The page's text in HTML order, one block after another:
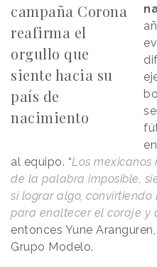
campaña Corona
reafirma el
orgullo que
siente hacia su
país de
nacimiento
al equipo. “Los mexicanos
de la palabra imposible,
sí lograr algo,
para enaltecer el coraje y
entonces Yune
Grupo Modelo.